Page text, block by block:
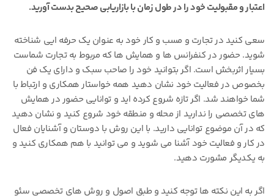
اعتبار و مقبولیت خود را در طول زمان با بازاریابی صحیح بدست آورید.
سعی کنید در تجارت و مسب و کار خود به عنوان یک حرفه ایی شناخته
شوید. حضور در کنفرانس ها و همایش ها که مربوط به تجارت شماست
بسیار اثربخش است. اگر بتوانید خود را صاحب سبک و دارای یک فن
بخصوص در فعالیت خود نشان دهید همه خواستار همکاری و ارتباط با
شما خواهند شد. اگر تازه شروع کرده اید و توانایی حضور در همایش
های تخصصی را ندارید از محله و منطقه خود شروع کنید و نشان دهید
که در آن موضوع توانایی دارید. با این روش با دوستان و آشنایان فعال
در کار و فعالیت خود آشنا می شوید و می توانید با هم همکاری کنید و
به یکدیگر مشورت دهید.
اگر به این نکته ها توجه کنید و طبق اصول و روش های تخصصی سئو